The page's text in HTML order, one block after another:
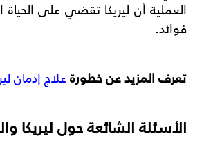
العملية أن ليريكا تقضي على
فوائد.
تعرف المزيد عن خطورةعلاج إدمان
الأسئلة الشائعة حول ليريكا